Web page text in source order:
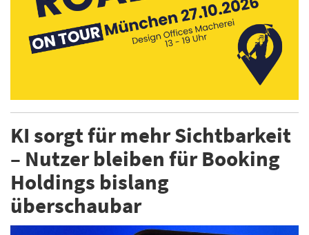
KI sorgt für mehr Sichtbarkeit
– Nutzer bleiben für Booking
Holdings bislang
überschaubar